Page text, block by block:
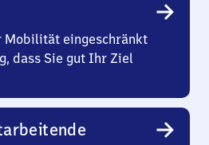
Mobilität eingeschränkt
dass Sie gut Ihr Ziel